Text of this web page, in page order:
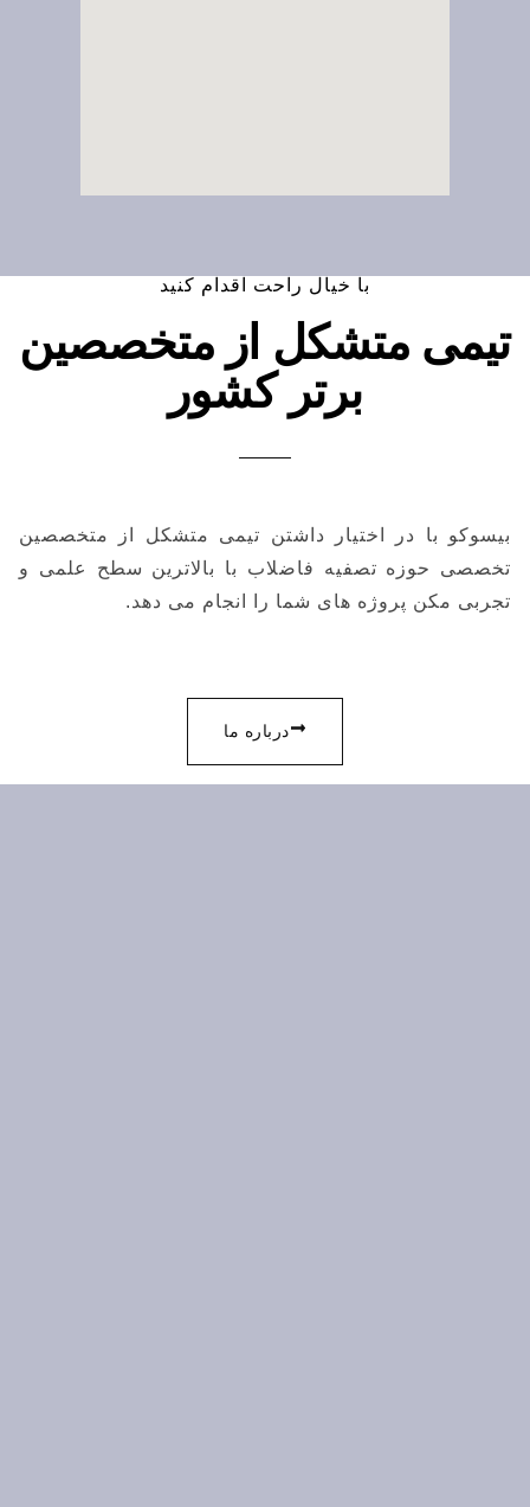
با خیال راحت اقدام کنید
تیمی متشکل از متخصصین
برتر کشور
بیسوکو با در اختیار داشتن تیمی متشکل از متخصصین
تخصصی حوزه تصفیه فاضلاب با بالاترین سطح علمی و
تجربی مکن پروژه های شما را انجام می دهد.
درباره ما